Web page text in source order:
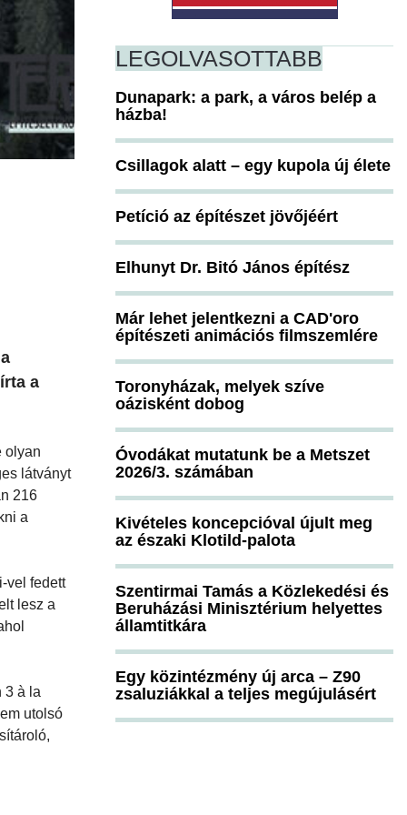
a
olyan
látványt
216
a
vel fedett
lesz a
3 à la
utolsó
LEGOLVASOTTABB
Dunapark: a park, a város belép a
házba!
Csillagok alatt – egy kupola új élete
Petíció az építészet jövőjéért
Elhunyt Dr. Bitó János építész
Már lehet jelentkezni a CAD'oro
építészeti animációs filmszemlére
Toronyházak, melyek szíve
oázisként dobog
Óvodákat mutatunk be a Metszet
2026/3. számában
Kivételes koncepcióval újult meg
az északi Klotild-palota
Szentirmai Tamás a Közlekedési és
Beruházási Minisztérium helyettes
államtitkára
Egy közintézmény új arca – Z90
zsaluziákkal a teljes megújulásért